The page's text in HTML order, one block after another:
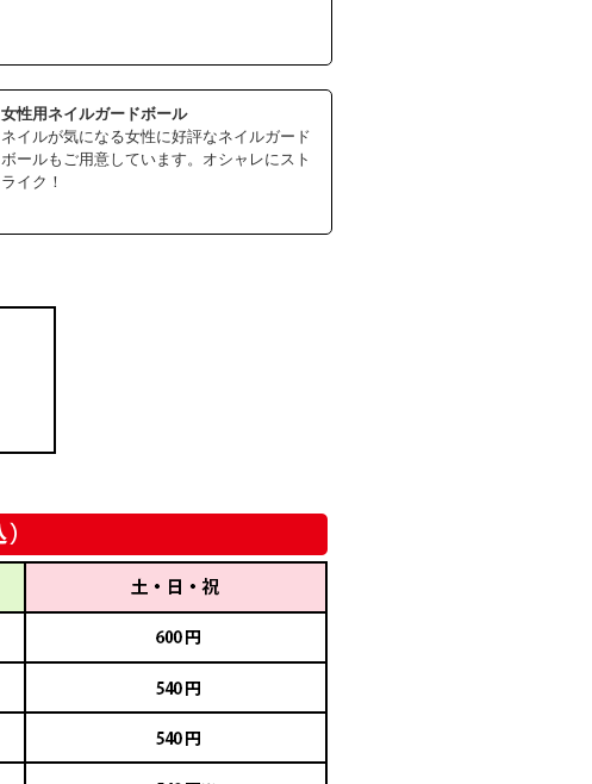
女性用ネイルガードボール
ネイルが気になる女性に好評なネイルガード
ボールもご用意しています。オシャレにスト
ライク！